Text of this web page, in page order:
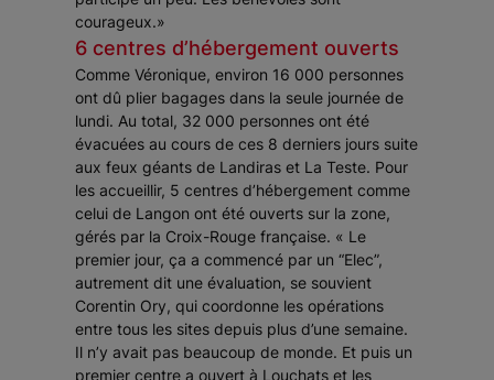
courageux.»
6 centres d’hébergement ouverts
Comme Véronique, environ 16 000 personnes
ont dû plier bagages dans la seule journée de
lundi. Au total, 32 000 personnes ont été
évacuées au cours de ces 8 derniers jours suite
aux feux géants de Landiras et La Teste. Pour
les accueillir, 5 centres d’hébergement comme
celui de Langon ont été ouverts sur la zone,
gérés par la Croix-Rouge française. « Le
premier jour, ça a commencé par un “Elec”,
autrement dit une évaluation, se souvient
Corentin Ory, qui coordonne les opérations
entre tous les sites depuis plus d’une semaine.
Il n’y avait pas beaucoup de monde. Et puis un
premier centre a ouvert à Louchats et les